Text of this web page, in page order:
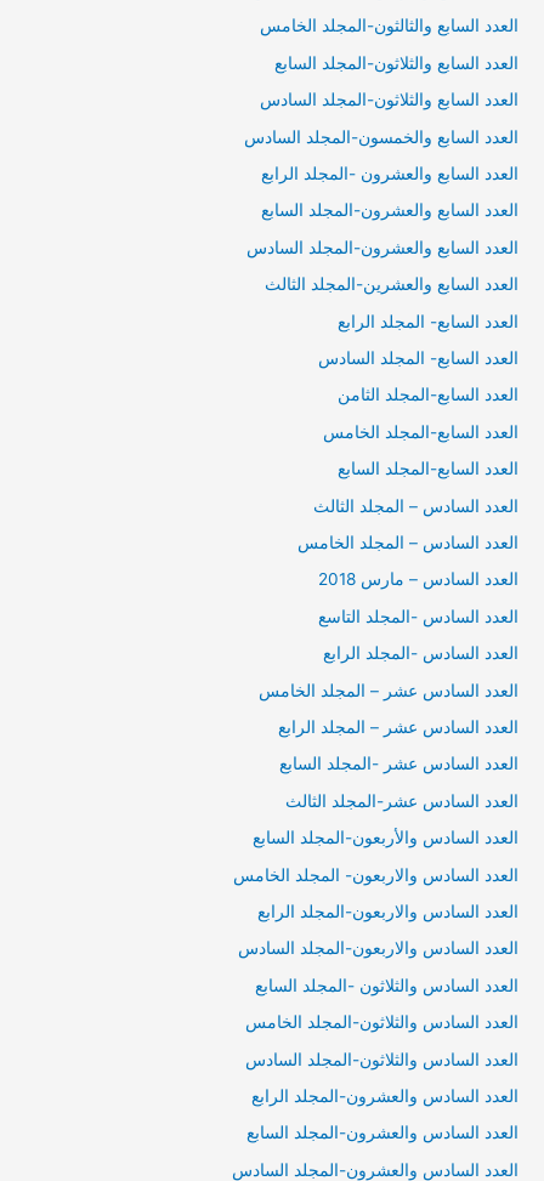
العدد السابع والثالثون-المجلد الخامس
العدد السابع والثلاثون-المجلد السابع
العدد السابع والثلاثون-المجلد السادس
العدد السابع والخمسون-المجلد السادس
العدد السابع والعشرون -المجلد الرابع
العدد السابع والعشرون-المجلد السابع
العدد السابع والعشرون-المجلد السادس
العدد السابع والعشرين-المجلد الثالث
العدد السابع- المجلد الرابع
العدد السابع- المجلد السادس
العدد السابع-المجلد الثامن
العدد السابع-المجلد الخامس
العدد السابع-المجلد السابع
العدد السادس – المجلد الثالث
العدد السادس – المجلد الخامس
العدد السادس – مارس 2018
العدد السادس -المجلد التاسع
العدد السادس -المجلد الرابع
العدد السادس عشر – المجلد الخامس
العدد السادس عشر – المجلد الرابع
العدد السادس عشر -المجلد السابع
العدد السادس عشر-المجلد الثالث
العدد السادس والأربعون-المجلد السابع
العدد السادس والاربعون- المجلد الخامس
العدد السادس والاربعون-المجلد الرابع
العدد السادس والاربعون-المجلد السادس
العدد السادس والثلاثون -المجلد السابع
العدد السادس والثلاثون-المجلد الخامس
العدد السادس والثلاثون-المجلد السادس
العدد السادس والعشرون-المجلد الرابع
العدد السادس والعشرون-المجلد السابع
العدد السادس والعشرون-المجلد السادس